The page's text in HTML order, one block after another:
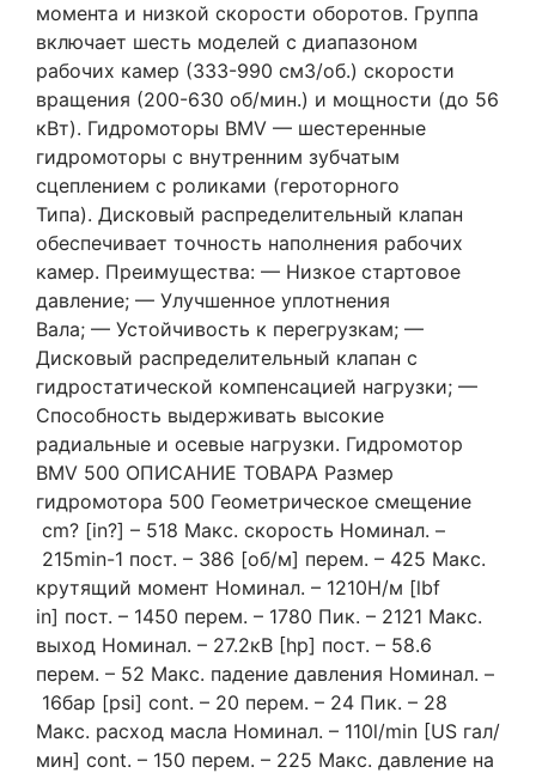
момента и низкой скорости оборотов. Группа
включает шесть моделей с диапазоном
рабочих камер (333-990 см3/об.) скорости
вращения (200-630 об/мин.) и мощности (до 56
кВт). Гидромоторы BMV — шестеренные
гидромоторы с внутренним зубчатым
сцеплением с роликами (героторного
Типа). Дисковый распределительный клапан
обеспечивает точность наполнения рабочих
камер. Преимущества: — Низкое стартовое
давление; — Улучшенное уплотнения
Вала; — Устойчивость к перегрузкам; —
Дисковый распределительный клапан с
гидростатической компенсацией нагрузки; —
Способность выдерживать высокие
радиальные и осевые нагрузки. Гидромотор
BMV 500 ОПИСАНИЕ ТОВАРА Размер
гидромотора 500 Геометрическое смещение
cm? [in?] – 518 Макс. скорость Номинал. –
215min-1 пост. – 386 [об/м] перем. – 425 Макс.
крутящий момент Номинал. – 1210Н/м [lbf
in] пост. – 1450 перем. – 1780 Пик. – 2121 Макс.
выход Номинал. – 27.2кВ [hp] пост. – 58.6
перем. – 52 Макс. падение давления Номинал. –
16бар [psi] cont. – 20 перем. – 24 Пик. – 28
Макс. расход масла Номинал. – 110l/min [US гал/
мин] cont. – 150 перем. – 225 Макс. давление на